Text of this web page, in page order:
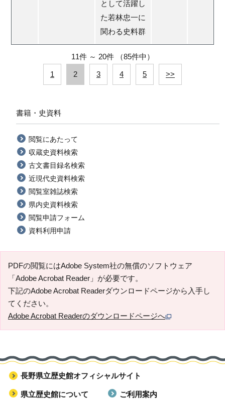
として活躍し
た若林忠一に
関わる史料群
11件 ～ 20件 （85件中）
1 2 3 4 5 >>
書籍・史資料
閲覧にあたって
収蔵史資料検索
古文書目録名検索
近現代史資料検索
閲覧室雑誌検索
県内史資料検索
閲覧申請フォーム
資料利用申請
PDFの閲覧にはAdobe System社の無償のソフトウェア
「Adobe Acrobat Reader」が必要です。
下記のAdobe Acrobat Readerダウンロードページから入手し
てください。
Adobe Acrobat Readerのダウンロードページへ
長野県立歴史館オフィシャルサイト
県立歴史館について ご利用案内